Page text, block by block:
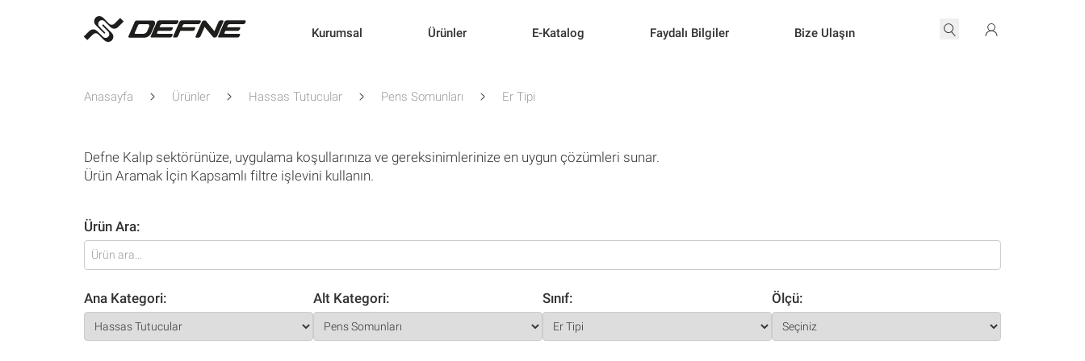
Kurumsal Ürünler E-Katalog Faydalı Bilgiler Bize Ulaşın
Anasayfa Ürünler Hassas Tutucular Pens Somunları Er Tipi
Defne Kalıp sektörünüze, uygulama koşullarınıza ve gereksinimlerinize en uygun çözümleri sunar.
Ürün Aramak İçin Kapsamlı filtre işlevini kullanın.
Ürün Ara:
Ana Kategori: Alt Kategori: Sınıf: Ölçü: